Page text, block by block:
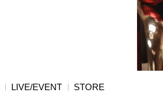
LIVE/EVENT STORE